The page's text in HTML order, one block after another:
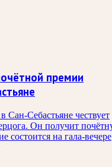
премии
Себастьяне чествует
Он получит
на гала-вечере